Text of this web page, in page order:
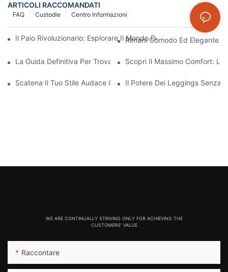
ARTICOLI RACCOMANDATI
Centro Informazioni
Custodie
FAQ
Il Paio Rivoluzionario: Esplorare Il Mondo Dei Leggings Senza
Rimani Comodo Ed Elegante
La Guida Definitiva Per Trovare I Leggings Senza Cuciture
Scopri Il Massimo Comfort:
Scatena Il Tuo Stile Audace Con I Leggings Rossi Senza
Il Potere Dei Leggings Senza
WE ARE CONTINUALLY STRIVING ONLY FOR ACHIEVING THE
CUSTOMERS' VALUE
Raccontare